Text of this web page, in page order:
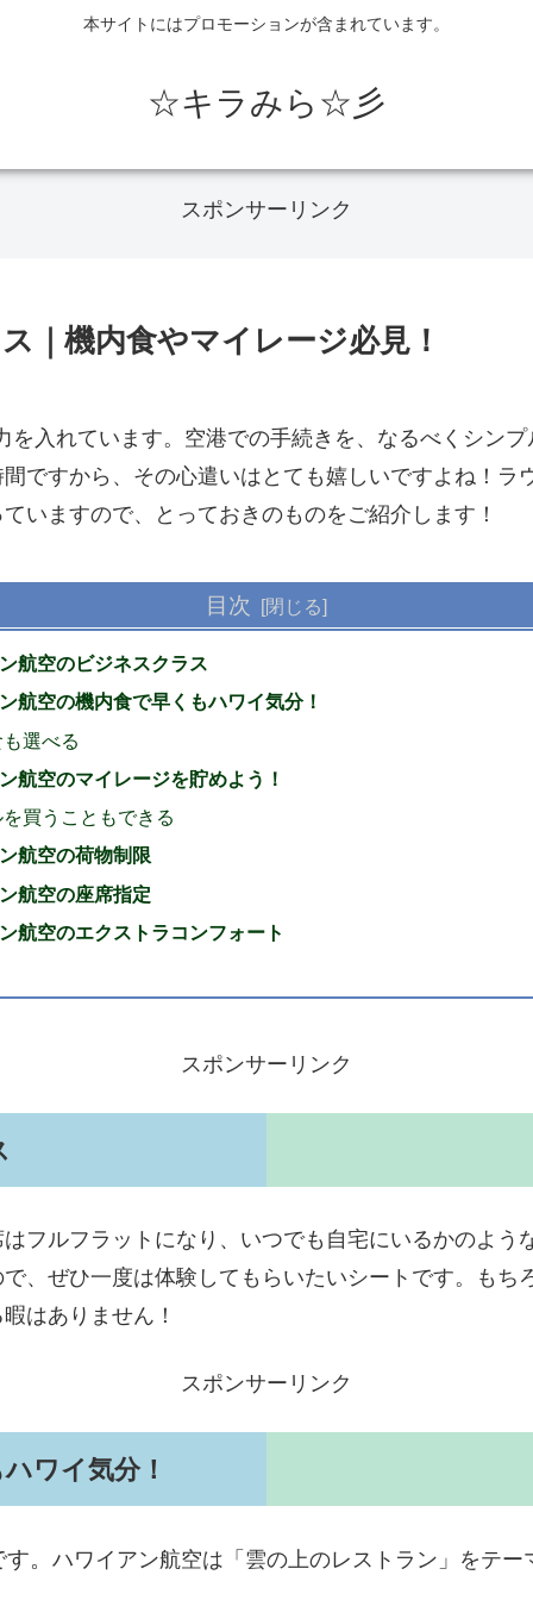
本サイトにはプロモーションが含まれています。
☆キラみら☆彡
スポンサーリンク
｜機内食やマイレージ必見！
を入れています。空港での手続きを、なるべくシン
ですから、その心遣いはとても嬉しいですよね！
いますので、とっておきのものをご紹介します！
目次
航空のビジネスクラス
航空の機内食で早くもハワイ気分！
選べる
航空のマイレージを貯めよう！
買うこともできる
航空の荷物制限
航空の座席指定
航空のエクストラコンフォート
スポンサーリンク
フルフラットになり、いつでも自宅にいるかのよ
、ぜひ一度は体験してもらいたいシートです。も
はありません！
スポンサーリンク
ワイ気分！
。 ハワイアン航空は「雲の上のレストラン」をテ